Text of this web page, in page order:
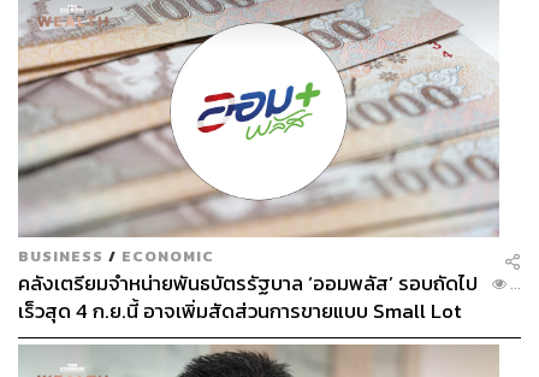
heirloom นั้นแปลตรงตัวว่า ‘มรดกตกทอด’ มันสะท้อนตัวตน
ของร้านและคุณค่าของเสื้อผ้าได้เป็นอย่างดี สวรรค์นักช้อป
แห่งนี้เต็มไปด้วยของดีไอเท็มเด็ดมากมายที่ทุกชิ้นล้วนคัดสรร
มาอย่างดีทั้งในด้านคุณภาพและความมีสไตล์ ถึงแม้ร้านจะ
อยู่แบบสแตนด์อโลนในโซนที่ไม่ใช่ย่านช้อปปิ้งหรือแหล่ง
แฟชั่น แต่แบรนด์นั้นติดตลาดในหมู่คนชอบ Selective
BUSINESS / ECONOMIC
คลังเตรียมจำหน่ายพันธบัตรรัฐบาล ‘ออมพลัส’ รอบถัดไป
เร็วสุด 4 ก.ย.นี้ อาจเพิ่มสัดส่วนการขายแบบ Small Lot
First มากขึ้น
...